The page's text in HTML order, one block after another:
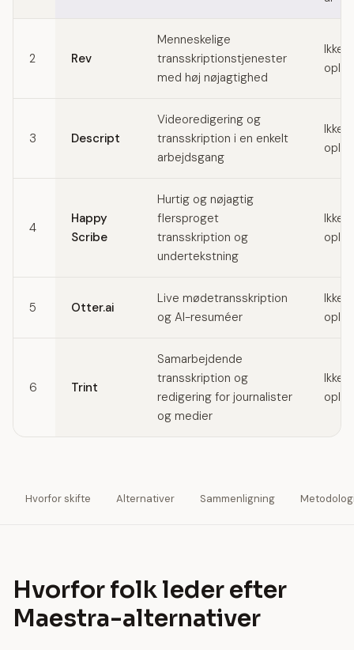
2 Rev
Menneskelige
transskriptionstjenester
med høj nøjagtighed
Ikke
3 Descript
Videoredigering og
transskription i en enkelt
arbejdsgang
Ikke
4
Happy
Scribe
Hurtig og nøjagtig
flersproget
transskription og
undertekstning
Ikke
5 Otter.ai
Live mødetransskription
og AI-resuméer
Ikke
6 Trint
Samarbejdende
transskription og
redigering for journalister
og medier
Ikke
Hvorfor skifte Alternativer Sammenligning
Hvorfor folk leder efter
Maestra-alternativer